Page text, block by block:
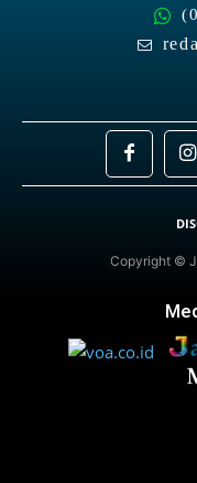
Copyright ©